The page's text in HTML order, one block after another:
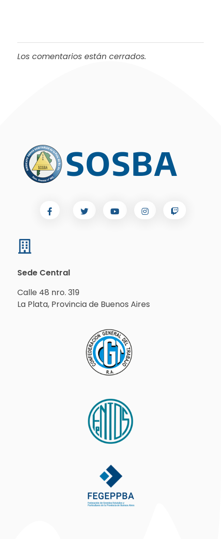
Los comentarios están cerrados.
Sede Central
Calle 48 nro. 319
La Plata, Provincia de Buenos Aires